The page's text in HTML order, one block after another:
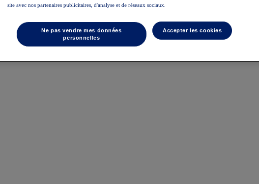
site avec nos partenaires publicitaires, d'analyse et de réseaux sociaux.
Ne pas vendre mes données
personnelles
Accepter les cookies